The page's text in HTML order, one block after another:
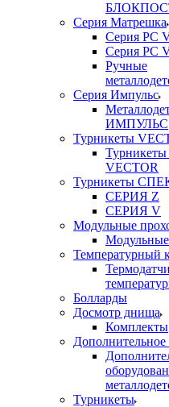
Серия Матрешка
Серия PC
Серия PC
Ручные
Серия Импульс
ИМПУЛЬС
Турникеты
Турникеты
VECTOR
Турникеты
СЕРИЯ Z
СЕРИЯ V
Модульные
Температурный
Болларды
Досмотр днища
Комплекты
Дополнительное
Турникеты